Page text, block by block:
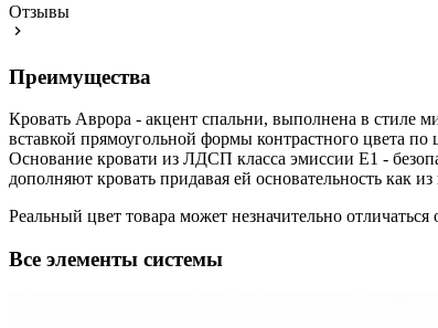
Отзывы
Преимущества
Кровать Аврора - акцент спальни, выполнена в стиле
вставкой прямоугольной формы контрастного цвета
Основание кровати из ЛДСП класса эмиссии Е1 -
дополняют кровать придавая ей основательность как из
Реальный цвет товара может незначительно отличаться
Все элементы системы